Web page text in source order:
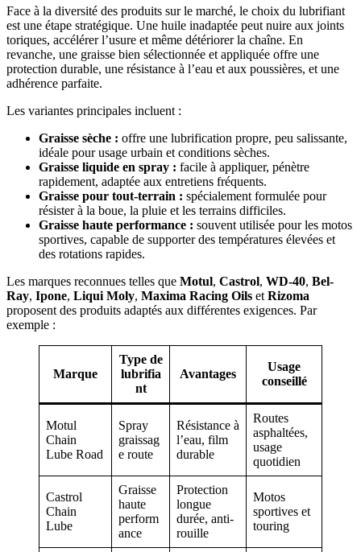
Face à la diversité des produits sur le marché, le choix du lubrifiant
est une étape stratégique. Une huile inadaptée peut nuire aux joints
toriques, accélérer l’usure et même détériorer la chaîne. En
revanche, une graisse bien sélectionnée et appliquée offre une
protection durable, une résistance à l’eau et aux poussières, et une
adhérence parfaite.
Les variantes principales incluent :
Graisse sèche : offre une lubrification propre, peu salissante,
idéale pour usage urbain et conditions sèches.
Graisse liquide en spray : facile à appliquer, pénètre
rapidement, adaptée aux entretiens fréquents.
Graisse pour tout-terrain : spécialement formulée pour
résister à la boue, la pluie et les terrains difficiles.
Graisse haute performance : souvent utilisée pour les motos
sportives, capable de supporter des températures élevées et
des rotations rapides.
Les marques reconnues telles que Motul, Castrol, WD-40, Bel-
Ray, Ipone, Liqui Moly, Maxima Racing Oils et Rizoma
proposent des produits adaptés aux différentes exigences. Par
exemple :
Marque
Type de
lubrifia
nt
Avantages
Usage
conseillé
Motul
Chain
Lube Road
Spray
graissag
e route
Résistance à
l’eau, film
durable
Routes
asphaltées,
usage
quotidien
Castrol
Chain
Lube
Graisse
haute
perform
ance
Protection
longue
durée, anti-
rouille
Motos
sportives et
touring